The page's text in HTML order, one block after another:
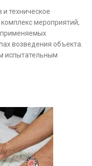
техническое
мероприятий,
применяемых
возведения объекта.
испытательным
аккредитации.